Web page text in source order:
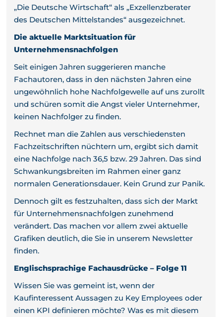
„Die Deutsche Wirtschaft“ als „Exzellenzberater
des Deutschen Mittelstandes“ ausgezeichnet.
Die aktuelle Marktsituation für
Unternehmensnachfolgen
Seit einigen Jahren suggerieren manche
Fachautoren, dass in den nächsten Jahren eine
ungewöhnlich hohe Nachfolgewelle auf uns zurollt
und schüren somit die Angst vieler Unternehmer,
keinen Nachfolger zu finden.
Rechnet man die Zahlen aus verschiedensten
Fachzeitschriften nüchtern um, ergibt sich damit
eine Nachfolge nach 36,5 bzw. 29 Jahren. Das sind
Schwankungsbreiten im Rahmen einer ganz
normalen Generationsdauer. Kein Grund zur Panik.
Dennoch gilt es festzuhalten, dass sich der Markt
für Unternehmensnachfolgen zunehmend
verändert. Das machen vor allem zwei aktuelle
Grafiken deutlich, die Sie in unserem Newsletter
finden.
Englischsprachige Fachausdrücke – Folge 11
Wissen Sie was gemeint ist, wenn der
Kaufinteressent Aussagen zu Key Employees oder
einen KPI definieren möchte? Was es mit diesem